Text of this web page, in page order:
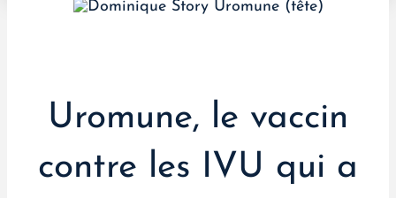
Uromune, le vaccin
contre les IVU qui a